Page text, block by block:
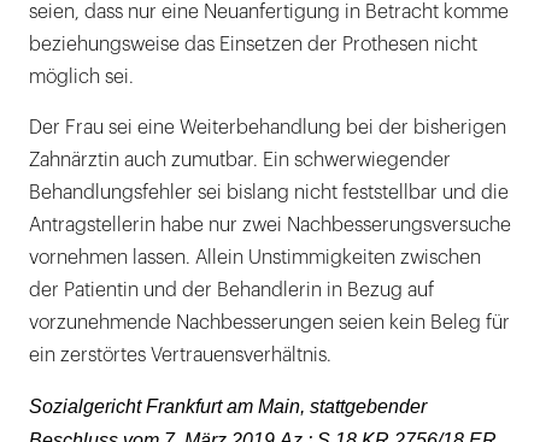
seien, dass nur eine Neuanfertigung in Betracht komme
beziehungsweise das Einsetzen der Prothesen nicht
möglich sei.
Der Frau sei eine Weiterbehandlung bei der bisherigen
Zahnärztin auch zumutbar. Ein schwerwiegender
Behandlungsfehler sei bislang nicht feststellbar und die
Antragstellerin habe nur zwei Nachbesserungsversuche
vornehmen lassen. Allein Unstimmigkeiten zwischen
der Patientin und der Behandlerin in Bezug auf
vorzunehmende Nachbesserungen seien kein Beleg für
ein zerstörtes Vertrauensverhältnis.
Sozialgericht Frankfurt am Main, stattgebender